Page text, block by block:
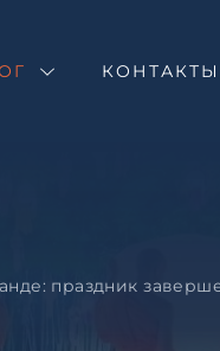
КОНТАКТЫ
праздник
Фестиваль
праздник